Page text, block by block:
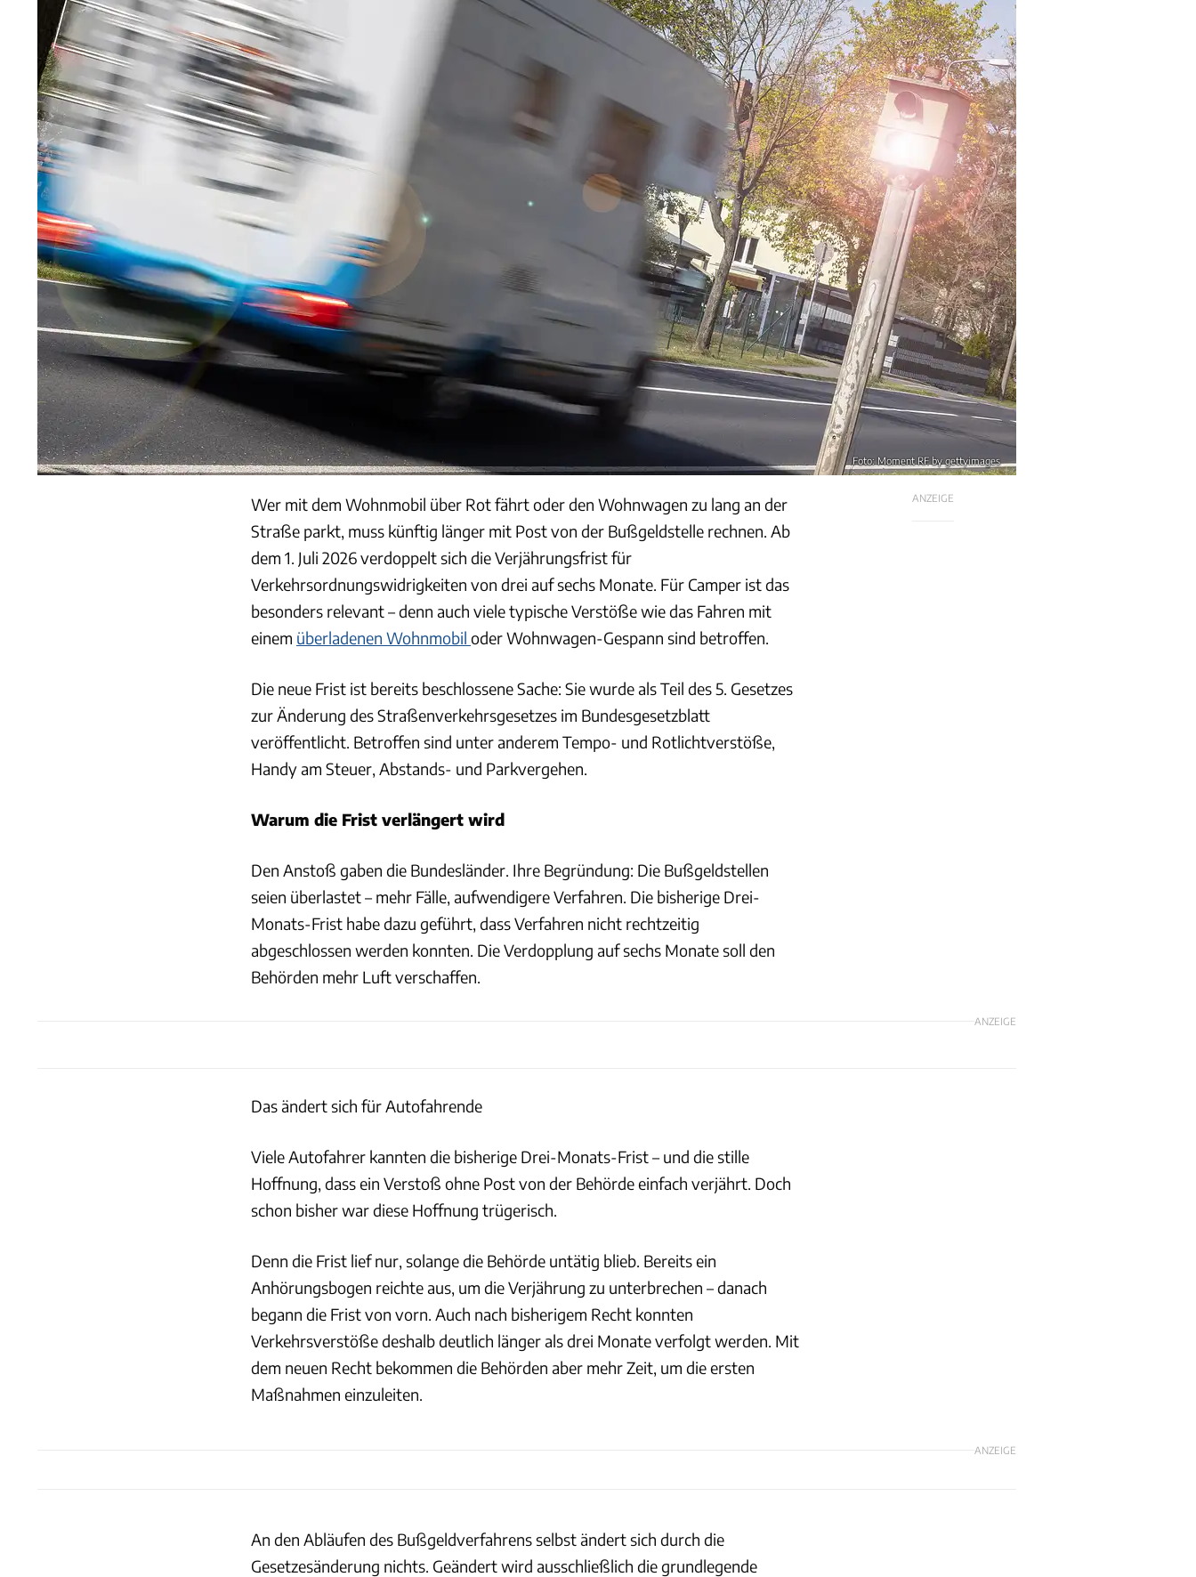
Foto: Moment RF by gettyimages
ANZEIGE
Wer mit dem Wohnmobil über Rot fährt oder den Wohnwagen zu lang an der
Straße parkt, muss künftig länger mit Post von der Bußgeldstelle rechnen. Ab
dem 1. Juli 2026 verdoppelt sich die Verjährungsfrist für
Verkehrsordnungswidrigkeiten von drei auf sechs Monate. Für Camper ist das
besonders relevant – denn auch viele typische Verstöße wie das Fahren mit
einem überladenen Wohnmobil oder Wohnwagen-Gespann sind betroffen.
Die neue Frist ist bereits beschlossene Sache: Sie wurde als Teil des 5. Gesetzes
zur Änderung des Straßenverkehrsgesetzes im Bundesgesetzblatt
veröffentlicht. Betroffen sind unter anderem Tempo- und Rotlichtverstöße,
Handy am Steuer, Abstands- und Parkvergehen.
Warum die Frist verlängert wird
Den Anstoß gaben die Bundesländer. Ihre Begründung: Die Bußgeldstellen
seien überlastet – mehr Fälle, aufwendigere Verfahren. Die bisherige Drei-
Monats-Frist habe dazu geführt, dass Verfahren nicht rechtzeitig
abgeschlossen werden konnten. Die Verdopplung auf sechs Monate soll den
Behörden mehr Luft verschaffen.
ANZEIGE
Das ändert sich für Autofahrende
Viele Autofahrer kannten die bisherige Drei-Monats-Frist – und die stille
Hoffnung, dass ein Verstoß ohne Post von der Behörde einfach verjährt. Doch
schon bisher war diese Hoffnung trügerisch.
Denn die Frist lief nur, solange die Behörde untätig blieb. Bereits ein
Anhörungsbogen reichte aus, um die Verjährung zu unterbrechen – danach
begann die Frist von vorn. Auch nach bisherigem Recht konnten
Verkehrsverstöße deshalb deutlich länger als drei Monate verfolgt werden. Mit
dem neuen Recht bekommen die Behörden aber mehr Zeit, um die ersten
Maßnahmen einzuleiten.
ANZEIGE
An den Abläufen des Bußgeldverfahrens selbst ändert sich durch die
Gesetzesänderung nichts. Geändert wird ausschließlich die grundlegende